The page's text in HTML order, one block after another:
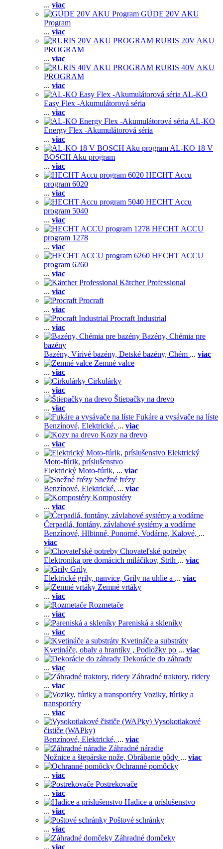
... viac
GÜDE 20V AKU
Program
... viac
RURIS 20V AKU
PROGRAM
... viac
RURIS 40V AKU
PROGRAM
... viac
AL-KO
Easy Flex -Akumulátorová séria
... viac
AL-KO
Energy Flex -Akumulátorová séria
... viac
AL-KO 18 V
BOSCH Aku program
... viac
HECHT Accu
program 6020
... viac
HECHT Accu
program 5040
... viac
HECHT ACCU
program 1278
... viac
HECHT ACCU
program 6260
... viac
Kärcher Professional
... viac
Procraft
... viac
Procraft Industrial
... viac
Bazény, Chémia pre
bazény
Bazény, Vírivé bazény, Detské bazény, Chém ... viac
Zemné valce
... viac
Cirkulárky
... viac
Štiepačky na drevo
... viac
Fukáre a vysávače na líste
Benzínové, Elektrické, ... viac
Kozy na drevo
... viac
Elektrický
Moto-fúrik, príslušenstvo
Elektrický Moto-fúrik, ... viac
Snežné frézy
Benzínové, Elektrické, ... viac
Kompostéry
... viac
Čerpadlá, fontány, závlahové systémy a vodárne
Benzínové, Hlbinné, Ponorné, Vodárne, Kalové, ...
viac
Chovateľské potreby
Elektronika pre domácich miláčikov, Strih ... viac
Grily
Elektrické grily, panvice, Grily na uhlie a ... viac
Zemné vrtáky
... viac
Rozmetače
... viac
Pareniská a skleníky
... viac
Kvetináče a substráty
Kvetináče, obaly a hrantíky , Podložky po ... viac
Dekorácie do záhrady
... viac
Záhradné traktory, ridery
... viac
Voziky, fúriky a
transportéry
... viac
Vysokotlakové
čističe (WAPky)
Benzínové, Elektrické, ... viac
Záhradné náradie
Nožnice a štepárske nože, Obrábanie pôdy ... viac
Ochranné pomôcky
... viac
Postrekovače
... viac
Hadice a príslušenstvo
... viac
Poštové schránky
... viac
Záhradné domčeky
... viac